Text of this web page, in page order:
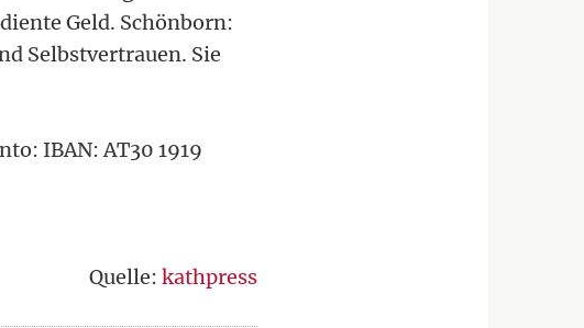
Geld. Schönborn:
Selbstvertrauen. Sie
IBAN: AT30 1919
Quelle: kathpress